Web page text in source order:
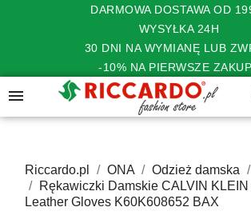
DARMOWA DOSTAWA OD
WYSYŁKA 24H
30 DNI NA WYMIANĘ LUB
-10% NA PIERWSZE

Riccardo.pl ONA Odzież damska
Rękawiczki Damskie CALVIN KLEIN
Leather Gloves K60K608652 BAX